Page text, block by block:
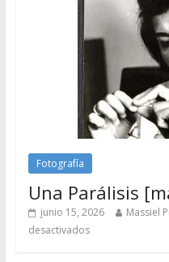
Fotografía
Una Parálisis
junio 15, 2026 Massiel
desactivados